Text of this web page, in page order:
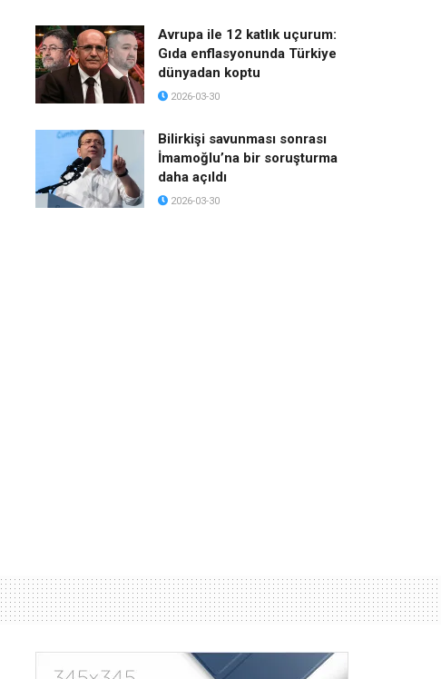
Avrupa ile 12 katlık uçurum:
Gıda enflasyonunda Türkiye
dünyadan koptu
2026-03-30
Bilirkişi savunması sonrası
İmamoğlu’na bir soruşturma
daha açıldı
2026-03-30